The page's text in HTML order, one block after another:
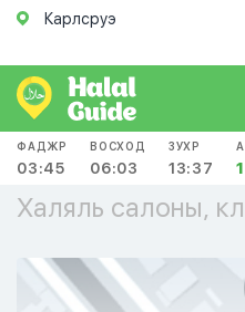
Карлсруэ
ФАДЖР
03:45
ВОСХОД
06:03
ЗУХР
13:37
Халяль салоны,